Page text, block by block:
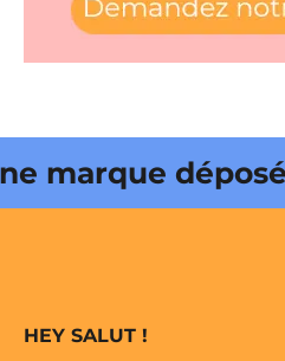
déposée
HEY SALUT !